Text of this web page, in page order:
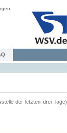
der letzten drei Tage)